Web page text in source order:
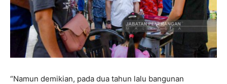
“Namun demikian, pada dua tahun lalu bangunan